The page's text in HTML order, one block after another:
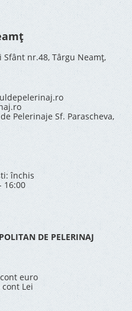
nr.48, Târgu Neamț,
Pelerinaje Sf. Parascheva,
închis
16:00
DE PELERINAJ
cont euro
cont Lei